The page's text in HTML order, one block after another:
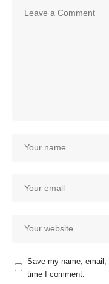
Save my name,
time I comment.